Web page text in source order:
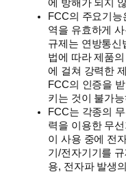
에 방해가 되지
FCC의 주요기능
역을 유효하게
규제는 연방통신
법에 따라 제품
에 걸쳐 강력한
FCC의 인증을
키는 것이 불가
FCC는 각종의
력을 이용한 무
이 사용 중에 전
기/전자기기를
용, 전자파 발생